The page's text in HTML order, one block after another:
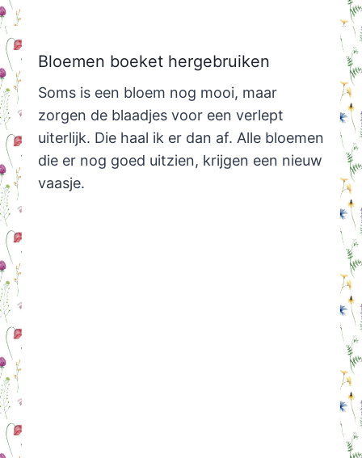
Bloemen boeket hergebruiken
Soms is een bloem nog mooi, maar
zorgen de blaadjes voor een verlept
uiterlijk. Die haal ik er dan af. Alle bloemen
die er nog goed uitzien, krijgen een nieuw
vaasje.